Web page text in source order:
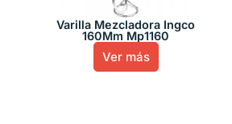
Varilla Mezcladora Ingco
160Mm Mp1160
Ver más